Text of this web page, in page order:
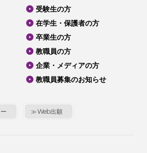
受験生の方
在学生・保護者の方
卒業生の方
教職員の方
企業・メディアの方
教職員募集のお知らせ
Web出願